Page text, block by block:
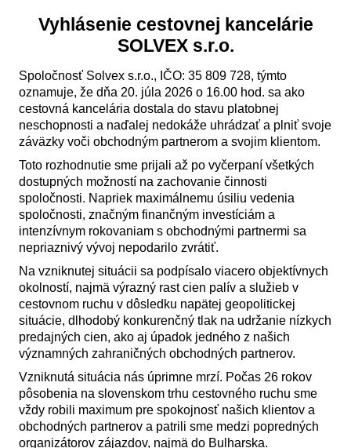
Vyhlásenie cestovnej kancelárie
SOLVEX s.r.o.
Spoločnosť Solvex s.r.o., IČO: 35 809 728, týmto
oznamuje, že dňa 20. júla 2026 o 16.00 hod. sa ako
cestovná kancelária dostala do stavu platobnej
neschopnosti a naďalej nedokáže uhrádzať a plniť svoje
záväzky voči obchodným partnerom a svojim klientom.
Toto rozhodnutie sme prijali až po vyčerpaní všetkých
dostupných možností na zachovanie činnosti
spoločnosti. Napriek maximálnemu úsiliu vedenia
spoločnosti, značným finančným investíciám a
intenzívnym rokovaniam s obchodnými partnermi sa
nepriaznivý vývoj nepodarilo zvrátiť.
Na vzniknutej situácii sa podpísalo viacero objektívnych
okolností, najmä výrazný rast cien palív a služieb v
cestovnom ruchu v dôsledku napätej geopolitickej
situácie, dlhodobý konkurenčný tlak na udržanie nízkych
predajných cien, ako aj úpadok jedného z našich
významných zahraničných obchodných partnerov.
Vzniknutá situácia nás úprimne mrzí. Počas 26 rokov
pôsobenia na slovenskom trhu cestovného ruchu sme
vždy robili maximum pre spokojnosť našich klientov a
obchodných partnerov a patrili sme medzi popredných
organizátorov zájazdov, najmä do Bulharska.